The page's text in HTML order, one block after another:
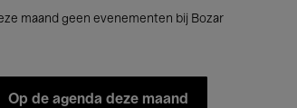
maand geen evenementen bij Bozar
Op de agenda deze maand